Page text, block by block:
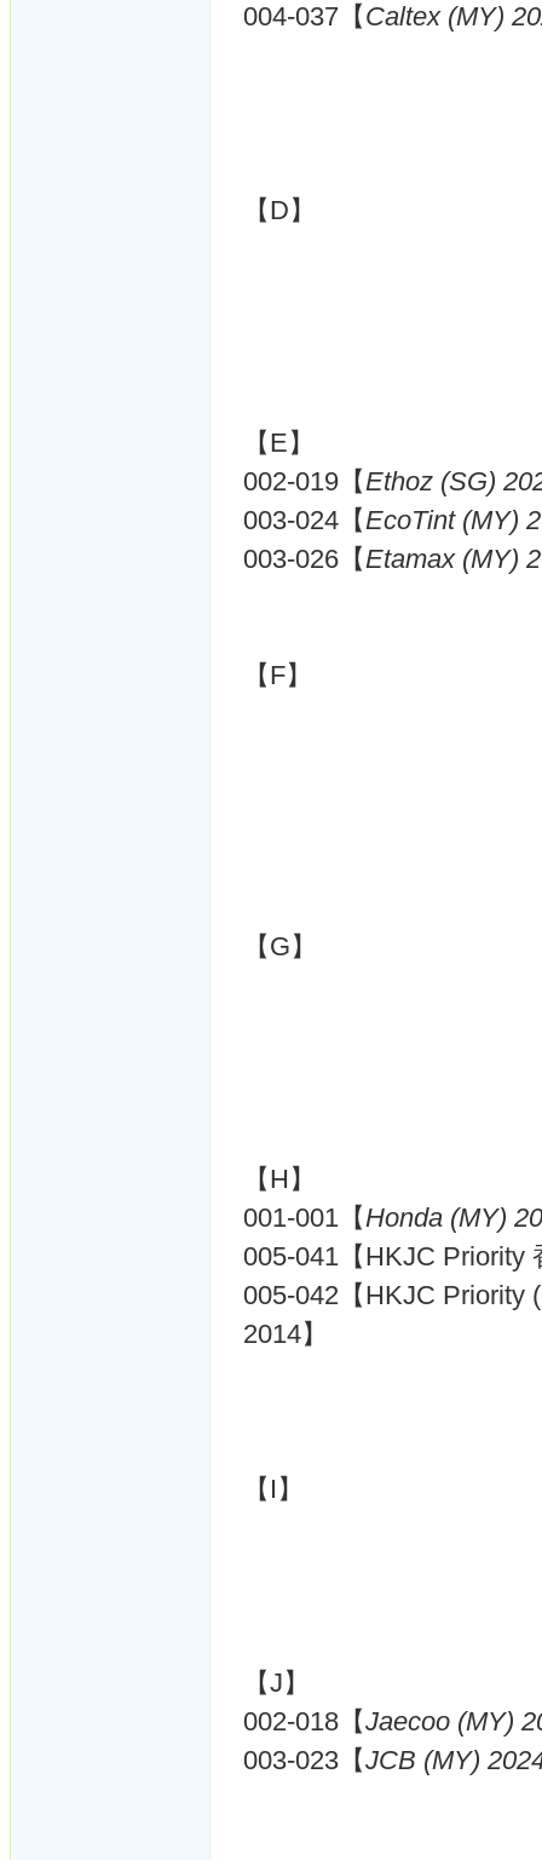
004-037【Caltex (MY)
【D】
【E】
002-019【Ethoz (SG)
003-024【EcoTint (MY)
003-026【Etamax (MY)
【F】
【G】
【H】
001-001【Honda (MY)
005-041【HKJC Priority
005-042【HKJC Priority
2014】
【I】
【J】
002-018【Jaecoo (MY)
003-023【JCB (MY)